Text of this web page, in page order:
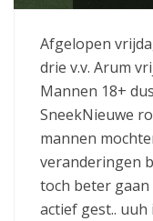
Afgelopen
drie v.v. Arum
Mannen 18+
SneekNieuwe
mannen
veranderingen
toch beter
actief gest.. uuh